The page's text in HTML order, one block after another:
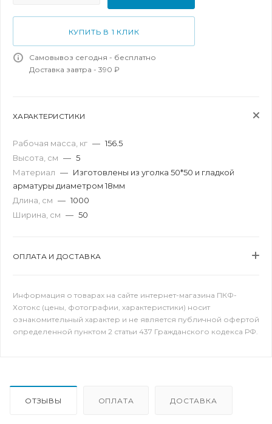
КУПИТЬ В 1 КЛИК
Самовывоз сегодня - бесплатно
Доставка завтра - 390 ₽
ХАРАКТЕРИСТИКИ
Рабочая масса, кг — 156.5
Высота, см — 5
Материал — Изготовлены из уголка 50*50 и гладкой
арматуры диаметром 18мм
Длина, см — 1000
Ширина, см — 50
ОПЛАТА И ДОСТАВКА
Информация о товарах на сайте интернет-магазина ПКФ-
Хотокс (цены, фотографии, характеристики) носит
ознакомительный характер и не является публичной офертой
определенной пунктом 2 статьи 437 Гражданского кодекса РФ.
ОТЗЫВЫ ОПЛАТА ДОСТАВКА